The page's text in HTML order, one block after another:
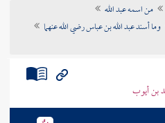
من اسمه عبد الله
وما أسند عبد الله بن عباس رضي الله عنهما
بن أيوب